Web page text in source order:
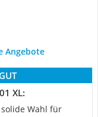
Angebote
GUT
XL:
solide Wahl für